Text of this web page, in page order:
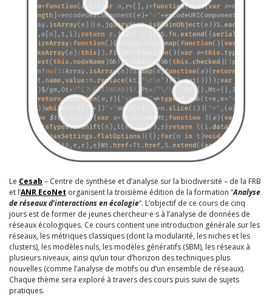
Le Cesab – Centre de synthèse et d’analyse sur la biodiversité – de la FRB
et l’ANR EcoNet organisent la troisième édition de la formation “Analyse
de réseaux d’interactions en écologie“. L’objectif de ce cours de cinq
jours est de former de jeunes chercheur·e·s à l’analyse de données de
réseaux écologiques. Ce cours contient une introduction générale sur les
réseaux, les métriques classiques (dont la modularité, les niches et les
clusters), les modèles nuls, les modèles génératifs (SBM), les réseaux à
plusieurs niveaux, ainsi qu’un tour d’horizon des techniques plus
nouvelles (comme l’analyse de motifs ou d’un ensemble de réseaux).
Chaque thème sera exploré à travers des cours puis suivi de sujets
pratiques.